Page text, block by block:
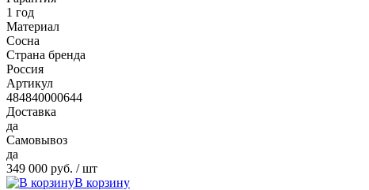
1 год
Материал
Сосна
Страна бренда
Россия
Артикул
484840000644
Доставка
да
Самовывоз
да
349 000 руб. / шт
В корзину